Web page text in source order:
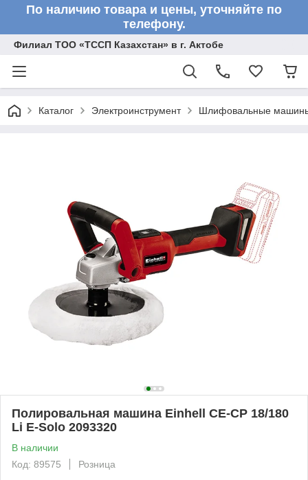
По наличию товара и цены, уточняйте по
телефону.
Филиал ТОО «ТССП Казахстан» в г. Актобе
Каталог Электроинструмент Шлифовальные
Полировальная машина Einhell CE-CP 18/180
Li E-Solo 2093320
В наличии
Код: 89575
Розница